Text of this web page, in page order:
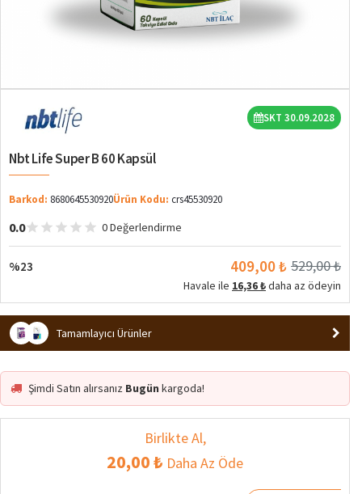
%23
SKT 30.09.2028
Nbt Life Super B 60 Kapsül
Barkod: 8680645530920Ürün Kodu: crs45530920
0.0 0 Değerlendirme
%23 409,00 ₺ 529,00 ₺
Havale ile 16,36 ₺daha az ödeyin
Tamamlayıcı Ürünler
Şimdi Satın alırsanız Bugün kargoda!
Birlikte Al,
20,00 ₺ Daha Az Öde